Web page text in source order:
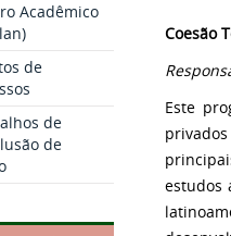
Acadêmico
de
de
de
Coesão
Este
estudos